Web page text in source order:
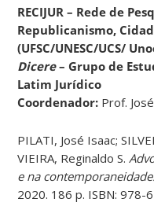
RECIJUR – Rede de
Republicanismo,
(UFSC/UNESC/UCS/
Dicere– Grupo de
Latim Jurídico
Coordenador: Prof.
PILATI, José Isaac;
VIEIRA, Reginaldo S.
e na contemporaneidade.
2020. 186 p. ISBN: 978-